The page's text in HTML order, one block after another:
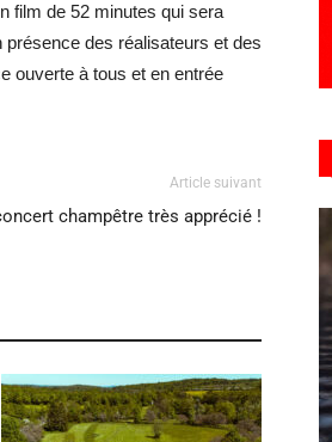
film de 52 minutes qui sera
présence des réalisateurs et des
ouverte à tous et en entrée
Article suivant
champêtre très apprécié !